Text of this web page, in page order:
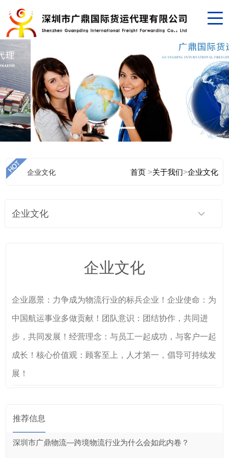
企业文化 首页 >关于我们>企业文化
企业文化
企业文化
企业愿景：力争成为物流行业的标兵企业！企业使命：为
中国航运事业多做贡献！团队意识：团结协作，共同进
步，共同发展！经营理念：与员工一起成功，与客户一起
成长！核心价值观：顾客至上，人才第一，倡导可持续发
展！
推荐信息
深圳市广鼎物流—跨境物流行业为什么会如此内卷？